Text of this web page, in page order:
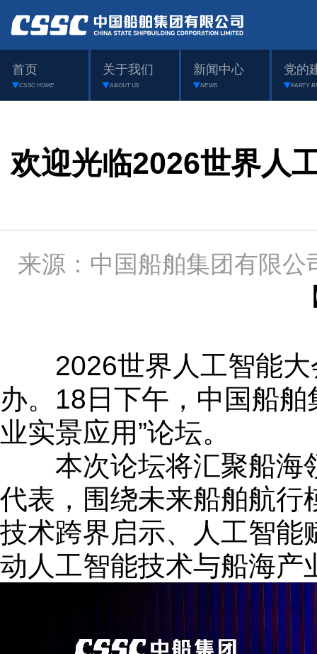
首页
CSSC HOME
关于我们
ABOUT US
新闻中心
NEWS
党的
PARTY
欢迎光临2026世界人
来源：中国船舶集团
2026世界人工智能大
办。18日下午，中国船
业实景应用”论坛。
本次论坛将汇聚船海
代表，围绕未来船舶航行
技术跨界启示、人工智能
动人工智能技术与船海产